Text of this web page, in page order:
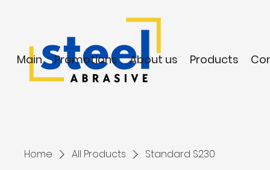
Main Promotions About us Products
Home All Products Standard S230